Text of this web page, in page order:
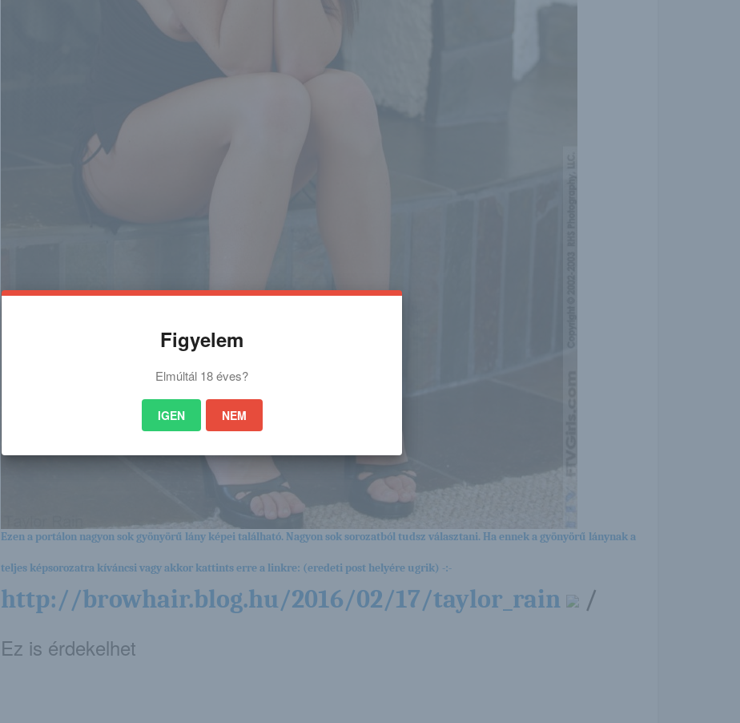
Ezen a portálon nagyon sok gyönyörű lány képei található. Nagyon sok sorozatból tudsz választani. Ha ennek a gyönyörű lánynak a
teljes képsorozatra kíváncsi vagy akkor kattints erre a linkre: (eredeti post helyére ugrik) -:-
http://browhair.blog.hu/2016/02/17/taylor_rain /
Ez is érdekelhet
Figyelem
Elmúltál 18 éves?
IGEN NEM